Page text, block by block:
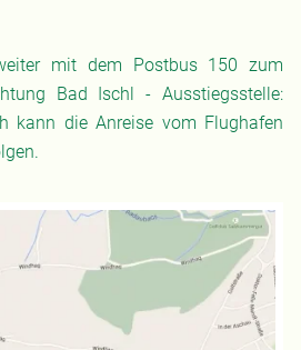
mit dem Postbus 150 zum
Bad Ischl - Ausstiegsstelle:
kann die Anreise vom Flughafen